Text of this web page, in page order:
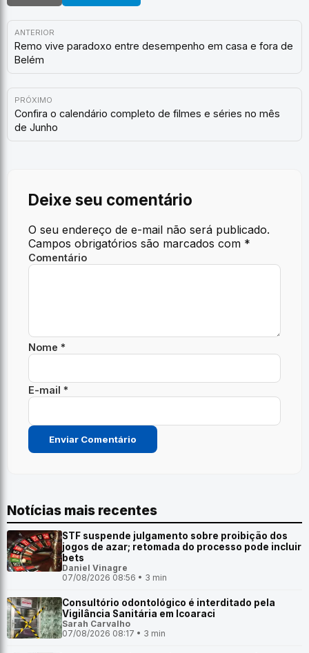
ANTERIOR
Remo vive paradoxo entre desempenho em casa e fora de
Belém
PRÓXIMO
Confira o calendário completo de filmes e séries no mês
de Junho
Deixe seu comentário
O seu endereço de e-mail não será publicado.
Campos obrigatórios são marcados com *
Comentário
Nome *
E-mail *
Notícias mais recentes
STF suspende julgamento sobre proibição dos
jogos de azar; retomada do processo pode incluir
bets
Daniel Vinagre
07/08/2026 08:56 • 3 min
Consultório odontológico é interditado pela
Vigilância Sanitária em Icoaraci
Sarah Carvalho
07/08/2026 08:17 • 3 min